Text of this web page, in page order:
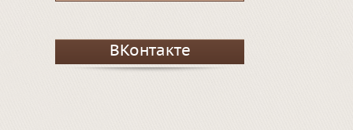
ВКонтакте